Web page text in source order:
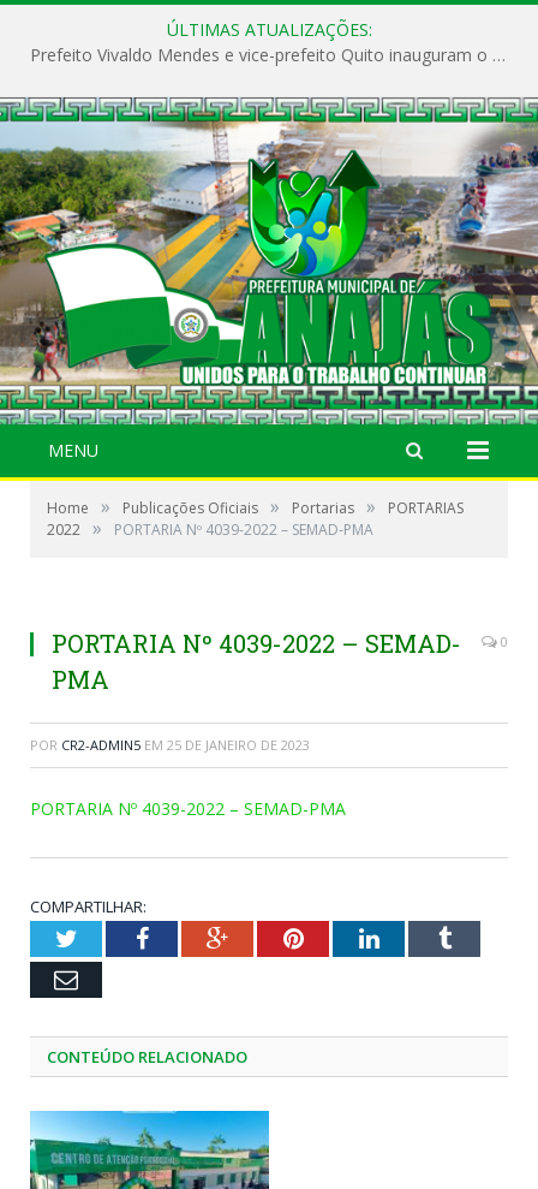
ÚLTIMAS ATUALIZAÇÕES:
Prefeito Vivaldo Mendes e vice-prefeito Quito inauguram o CAPS e fortalecem a saúde pública em Anajás.
MENU
Home » Publicações Oficiais » Portarias »
PORTARIAS
2022 » PORTARIA Nº 4039-2022 – SEMAD-PMA
PORTARIA Nº 4039-2022 – SEMAD-
PMA
0
POR CR2-ADMIN5 EM 25 DE JANEIRO DE 2023
PORTARIA Nº 4039-2022 – SEMAD-PMA
COMPARTILHAR:
TwitterFacebookGoogle+PinterestLinkedInTumblr
Email
CONTEÚDO RELACIONADO